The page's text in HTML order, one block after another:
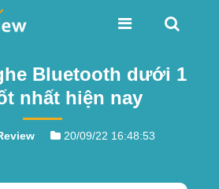
Bluetooth dưới 1
nhất hiện nay
20/09/22 16:48:53